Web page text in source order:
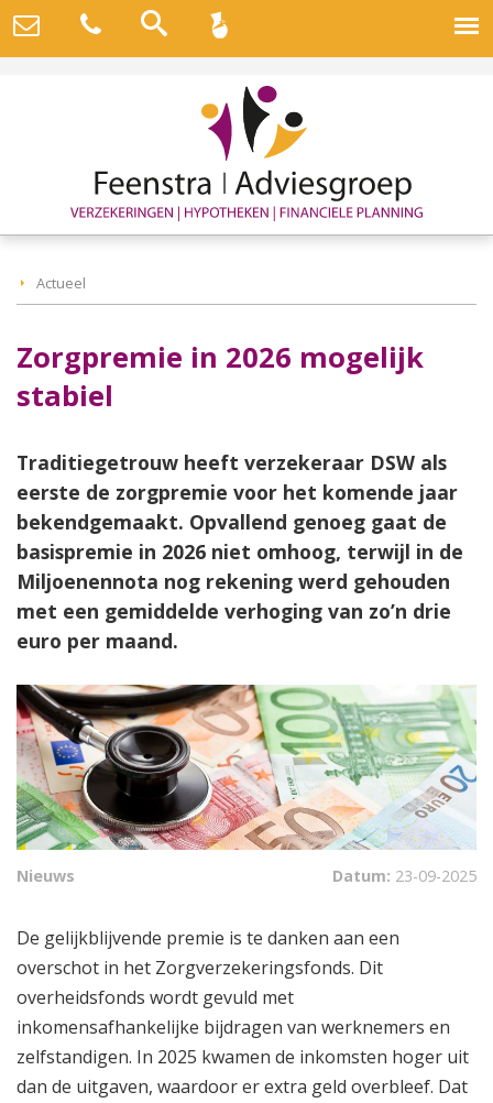
Actueel
Zorgpremie in 2026 mogelijk
stabiel
Traditiegetrouw heeft verzekeraar DSW als
eerste de zorgpremie voor het komende jaar
bekendgemaakt. Opvallend genoeg gaat de
basispremie in 2026 niet omhoog, terwijl in de
Miljoenennota nog rekening werd gehouden
met een gemiddelde verhoging van zo’n drie
euro per maand.
Nieuws Datum: 23-09-2025
De gelijkblijvende premie is te danken aan een
overschot in het Zorgverzekeringsfonds. Dit
overheidsfonds wordt gevuld met
inkomensafhankelijke bijdragen van werknemers en
zelfstandigen. In 2025 kwamen de inkomsten hoger uit
dan de uitgaven, waardoor er extra geld overbleef. Dat